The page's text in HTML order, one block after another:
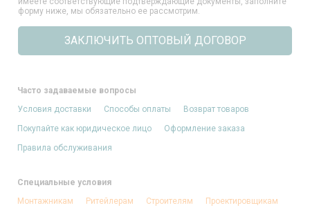
форму ниже, мы обязательно ее рассмотрим.
ЗАКЛЮЧИТЬ ОПТОВЫЙ ДОГОВОР
Часто задаваемые вопросы
Условия доставки
Способы оплаты
Возврат товаров
Покупайте как юридическое лицо
Оформление заказа
Правила обслуживания
Специальные условия
Монтажникам
Ритейлерам Строителям Проектировщикам